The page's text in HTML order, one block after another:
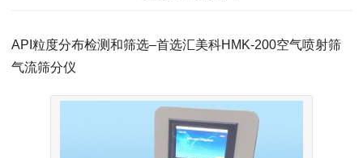
API粒度分布检测和筛选–首选汇美科HMK-200空气喷射筛
气流筛分仪